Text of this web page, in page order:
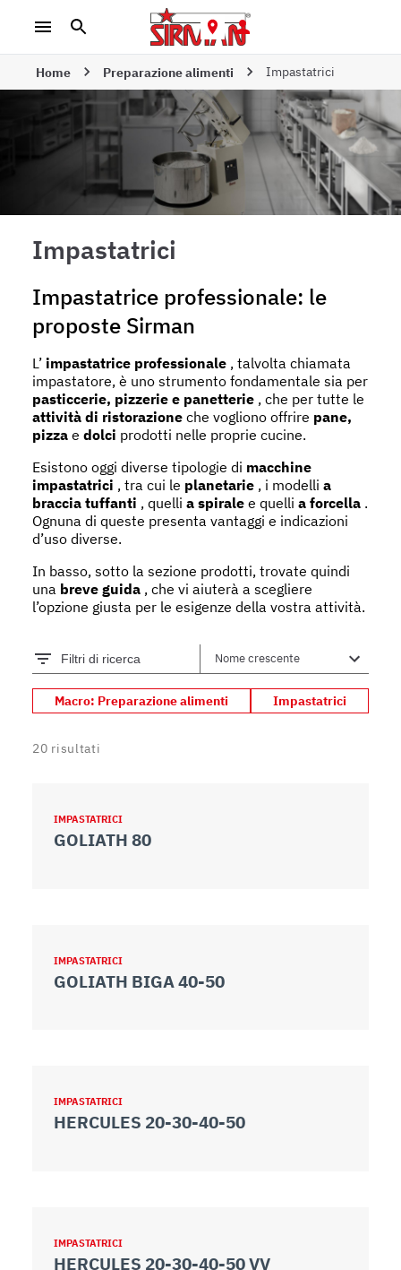
Home Preparazione alimenti Impastatrici
Impastatrici
Impastatrice professionale: le
proposte Sirman
L’ impastatrice professionale , talvolta chiamata
impastatore, è uno strumento fondamentale sia per
pasticcerie, pizzerie e panetterie , che per tutte le
attività di ristorazione che vogliono offrire pane,
pizza e dolci prodotti nelle proprie cucine.
Esistono oggi diverse tipologie di macchine
impastatrici , tra cui le planetarie , i modelli a
braccia tuffanti , quelli a spirale e quelli a forcella .
Ognuna di queste presenta vantaggi e indicazioni
d’uso diverse.
In basso, sotto la sezione prodotti, trovate quindi
una breve guida , che vi aiuterà a scegliere
l’opzione giusta per le esigenze della vostra attività.
Filtri di ricerca
Macro: Preparazione alimenti Impastatrici
20 risultati
IMPASTATRICI
GOLIATH 80
IMPASTATRICI
GOLIATH BIGA 40-50
IMPASTATRICI
HERCULES 20-30-40-50
IMPASTATRICI
HERCULES 20-30-40-50 VV